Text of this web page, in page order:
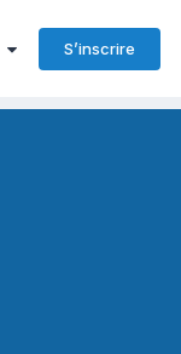
S’inscrire